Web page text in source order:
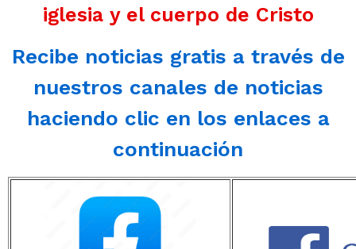
iglesia y el cuerpo de Cristo
Recibe noticias gratis a través de
nuestros canales de noticias
haciendo clic en los enlaces a
continuación